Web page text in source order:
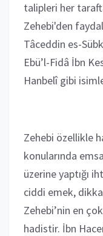
talipleri her
Zehebi'den
Tâceddin es-
Ebü’l-Fidâ İbn
Hanbelî gibi
Zehebi özellikle
konularında
üzerine yaptığı
ciddi emek,
Zehebi’nin en
hadistir. İbn